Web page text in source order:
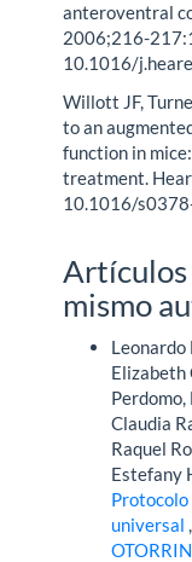
anteroventral
2006;216-
10.1016/
Willott JF,
to an
function in
treatment.
10.1016/
Artículos
mismo
Leonardo
Elizabeth
Claudia
Raquel
Estefany
universal